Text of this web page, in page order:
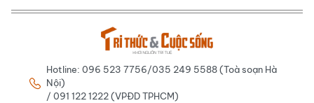
Hotline: 096 523 7756/035 249 5588 (Toà soạn Hà
Nội)
/ 091 122 1222 (VPĐD TPHCM)